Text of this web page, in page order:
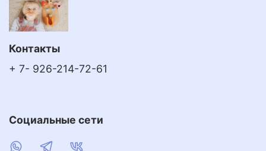
Контакты
+ 7- 926-214-72-61
Социальные сети